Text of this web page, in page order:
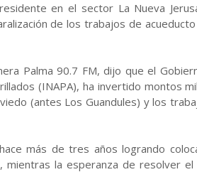
en el sector La Nueva
de los trabajos de
Palma 90.7 FM, dijo que el
(INAPA), ha invertido montos
(antes Los Guandules) y los
más de tres años logrando
mientras la esperanza de resolver